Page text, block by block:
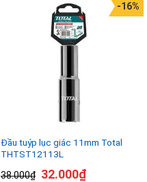
Đầu tuýp lục giác 11mm Total
THTST12113L
38.000₫
-16%
32.000₫